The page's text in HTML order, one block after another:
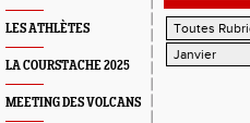
LES ATHLÈTES
LA COURSTACHE 2025
MEETING DES VOLCANS